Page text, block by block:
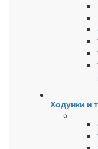
Ходунки и